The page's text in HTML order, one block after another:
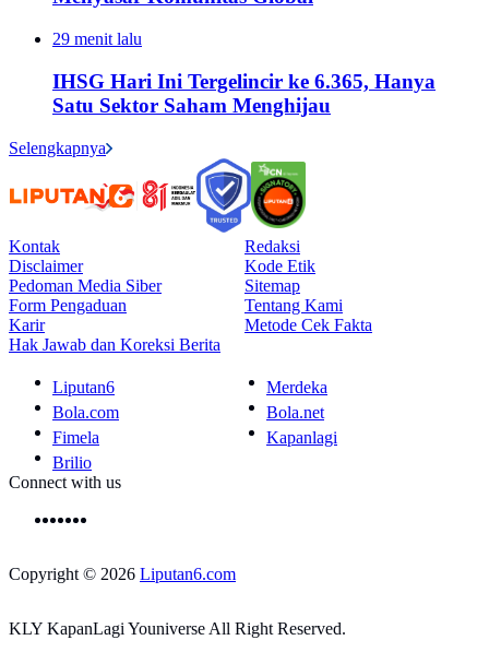
29 menit lalu
IHSG Hari Ini Tergelincir ke 6.365, Hanya
Satu Sektor Saham Menghijau
Selengkapnya
Kontak
Redaksi
Disclaimer
Kode Etik
Pedoman Media Siber
Sitemap
Form Pengaduan
Tentang Kami
Karir
Metode Cek Fakta
Hak Jawab dan Koreksi Berita
Liputan6
Merdeka
Bola.com
Bola.net
Fimela
Kapanlagi
Brilio
Connect with us
Copyright © 2026 Liputan6.com
KLY KapanLagi Youniverse All Right Reserved.